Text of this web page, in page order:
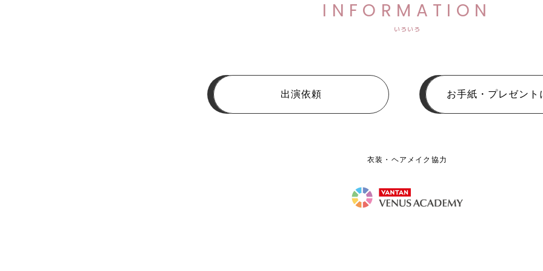
INFORMATION
いろいろ
出演依頼 お手紙・プレゼント
衣装・ヘアメイク協力